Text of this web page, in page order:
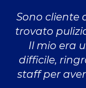
Sono cliente
trovato
Il mio era
difficile,
staff per